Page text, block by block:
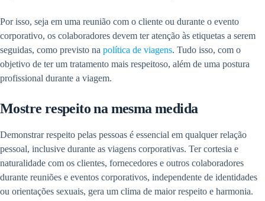
Por isso, seja em uma reunião com o cliente ou durante o evento
corporativo, os colaboradores devem ter atenção às etiquetas a serem
seguidas, como previsto na política de viagens. Tudo isso, com o
objetivo de ter um tratamento mais respeitoso, além de uma postura
profissional durante a viagem.
Mostre respeito na mesma medida
Demonstrar respeito pelas pessoas é essencial em qualquer relação
pessoal, inclusive durante as viagens corporativas. Ter cortesia e
naturalidade com os clientes, fornecedores e outros colaboradores
durante reuniões e eventos corporativos, independente de identidades
ou orientações sexuais, gera um clima de maior respeito e harmonia.